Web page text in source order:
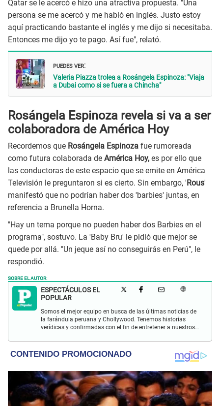
Qatar se le acercó e hizo una atractiva propuesta. "Una
persona se me acercó y me habló en inglés. Justo estoy
aquí practicando bastante el inglés y me dijo si necesitaba.
Entonces me dijo yo te pago. Así fue", relató.
PUEDES VER:
Valeria Piazza trolea a Rosángela Espinoza: "Viaja
a Dubai como si se fuera a Chincha"
Rosángela Espinoza revela si va a ser
colaboradora de América Hoy
Recordemos que Rosángela Espinoza fue rumoreada
como futura colaborada de América Hoy, es por ello que
las conductoras de este espacio que se emite en América
Televisión le preguntaron si es cierto. Sin embargo, ' Rous'
manifestó que no podrían haber dos 'barbies' juntas, en
referencia a Brunella Horna.
"Hay un tema porque no pueden haber dos Barbies en el
programa", sostuvo. La 'Baby Bru' le pidió que mejor se
quede por allá. "Un jeque así no conseguirás en Perú", le
respondió.
SOBRE EL AUTOR:
ESPECTÁCULOS EL
POPULAR
Somos el mejor equipo en busca de las últimas noticias de
la farándula peruana y Chollywood. Tenemos historias
verídicas y confirmadas con el fin de entretener a nuestros